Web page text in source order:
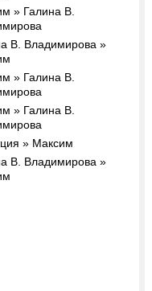
» Галина В.
В. Владимирова »
» Галина В.
» Галина В.
» Максим
В. Владимирова »